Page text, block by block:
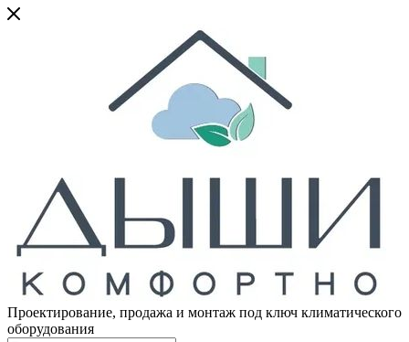
Проектирование, продажа и монтаж под ключ климатического
оборудования